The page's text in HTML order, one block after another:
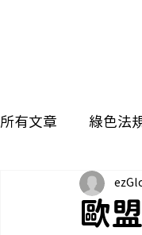
所有文章 綠色法
最新消息及活動
歐